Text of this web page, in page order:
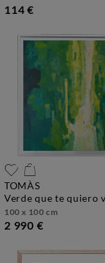
114 €
TOMÀS
verde que te quiero
100 x 100 cm
2 990 €